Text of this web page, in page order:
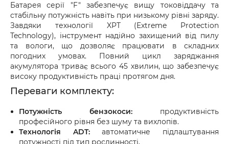
Батарея серії "F" забезпечує вищу токовіддачу та
стабільну потужність навіть при низькому рівні заряду.
Завдяки технології XPT (Extreme Protection
Technology), інструмент надійно захищений від пилу
та вологи, що дозволяє працювати в складних
погодних умовах. Повний цикл заряджання
акумулятора триває всього 45 хвилин, що забезпечує
високу продуктивність праці протягом дня.
Переваги комплекту:
Потужність бензокоси: продуктивність
професійного рівня без шуму та вихлопів.
Технологія ADT:автоматичне підлаштування
потужності під тип рослинності.